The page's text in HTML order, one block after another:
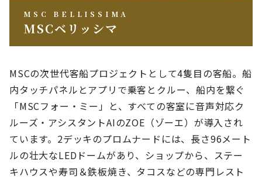
MSC BELLISSIMA
MSCベリッシマ
MSCの次世代客船プロジェクトとして4隻目の客船。船
内タッチパネルとアプリで乗客とクルー、船内を繋ぐ
「MSCフォー・ミー」と、すべての客室に音声対応ク
ルーズ・アシスタントAIのZOE（ゾーエ）が導入され
ています。2デッキのプロムナードには、長さ96メート
ルの壮大なLEDドームがあり、ショップから、ステー
キハウスや寿司＆鉄板焼き、タコスなどの専門レスト